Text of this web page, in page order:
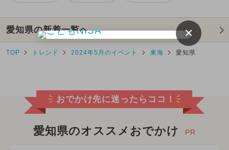
愛知県の新着一覧へ
TOP トレンド 2024年5月のイベント 東海 愛知県
おでかけ先に迷ったらココ！
愛知県のオススメおでかけ PR
×